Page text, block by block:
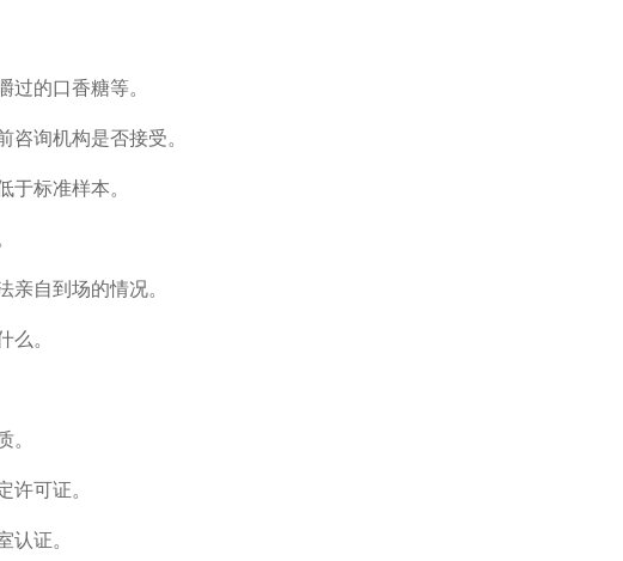
过的口香糖等。
咨询机构是否接受。
于标准样本。
亲自到场的情况。
么。
。
许可证。
认证。